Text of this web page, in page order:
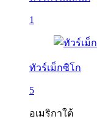
1
ทัวร์เม็กซิโก
5
อเมริกาใต้